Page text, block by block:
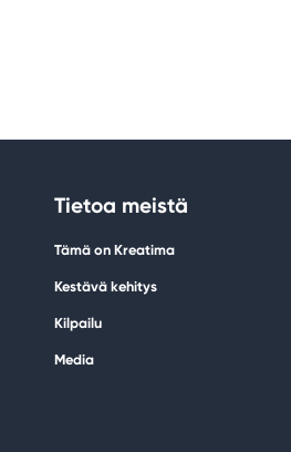
Tietoa meistä
Tämä on Kreatima
Kestävä kehitys
Kilpailu
Media